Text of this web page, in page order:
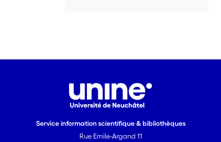
des courbes des primes est étudié. <br>
<br> La calibration du modèle de
l'intensité de defaut suit un processus
de CIR est discutée. Cela donne lieu à
Service information scientifique & bibliothèques
Rue Emile-Argand 11